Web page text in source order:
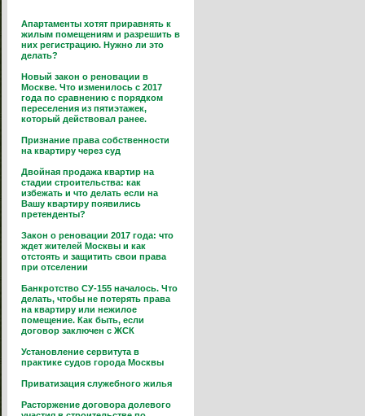
Апартаменты хотят приравнять к
жилым помещениям и разрешить в
них регистрацию. Нужно ли это
делать?
Новый закон о реновации в
Москве. Что изменилось с 2017
года по сравнению с порядком
переселения из пятиэтажек,
который действовал ранее.
Признание права собственности
на квартиру через суд
Двойная продажа квартир на
стадии строительства: как
избежать и что делать если на
Вашу квартиру появились
претенденты?
Закон о реновации 2017 года: что
ждет жителей Москвы и как
отстоять и защитить свои права
при отселении
Банкротство СУ-155 началось. Что
делать, чтобы не потерять права
на квартиру или нежилое
помещение. Как быть, если
договор заключен с ЖСК
Установление сервитута в
практике судов города Москвы
Приватизация служебного жилья
Расторжение договора долевого